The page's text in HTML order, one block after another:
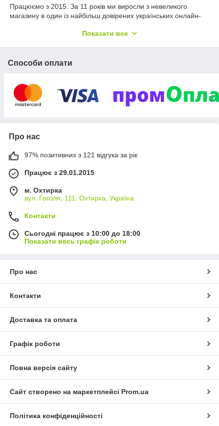
Працюємо з 2015. За 11 років ми виросли з невеликого
магазину в один із найбільш довірених українських онлайн-
постійні покупці, які повертаються знову. Одинадцять років
вміємо підібрати саме те, що потрібно. Якщо ви залишитеся
З 2015 року ми щодня допомагаємо українцям знаходити
техніку, яку важко знайти деінде. Ми спеціалізуємось на
електроніці, яку важко знайти в звичайних магазинах.
Що ми продаємо
динамік, простий інтерфейс
складних умовах, пилу, воді та морозі
Портативні кавоварки та кавомолки на акумуляторі —
для туризму та авто
MP3-плеєри та навушники для плавання —
Роботи для миття вікон — економлять час і зусилля
Сенсорні дозатори для мила та УФ-стерилізатори
зубних щіток
Показати все
Способи оплати
Про нас
97% позитивних з 121 відгука за рік
Працює з 29.01.2015
м. Охтирка
вул. Гоголя, 111, Охтирка, Україна
Контакти
Сьогодні працює з 10:00 до 18:00
Показати весь графік роботи
Про нас
Контакти
Доставка та оплата
Графік роботи
Повна версія сайту
Сайт створено на маркетплейсі Prom.ua
Політика конфіденційності